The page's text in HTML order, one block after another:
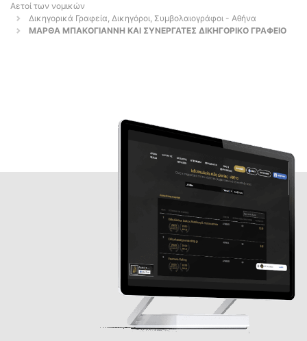
Αετοί των νομικών
Δικηγορικά Γραφεία, Δικηγόροι, Συμβολαιογράφοι - Αθήνα
ΜΑΡΘΑ ΜΠΑΚΟΓΙΑΝΝΗ ΚΑΙ ΣΥΝΕΡΓΑΤΕΣ ΔΙΚΗΓΟΡΙΚΟ ΓΡΑΦΕΙΟ